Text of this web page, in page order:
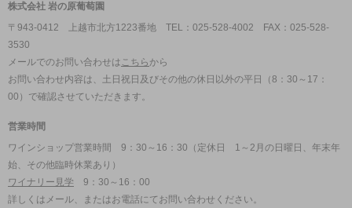
株式会社 岩の原葡萄園
〒943-0412 上越市北方1223番地 TEL：025-528-4002 FAX：025-528-
3530
メールでのお問い合わせはこちら から
お問い合わせ内容は、土日祝日及びその他の休日以外の平日（8：30～17：
00）で確認させていただきます。
営業時間
ワインショップ営業時間 9：30～16：30（定休日 1～2月の日曜日、年末年
始、その他臨時休業あり）
ワイナリー見学 9：30～16：00
詳しくはメール、またはお電話にてお問い合わせください。